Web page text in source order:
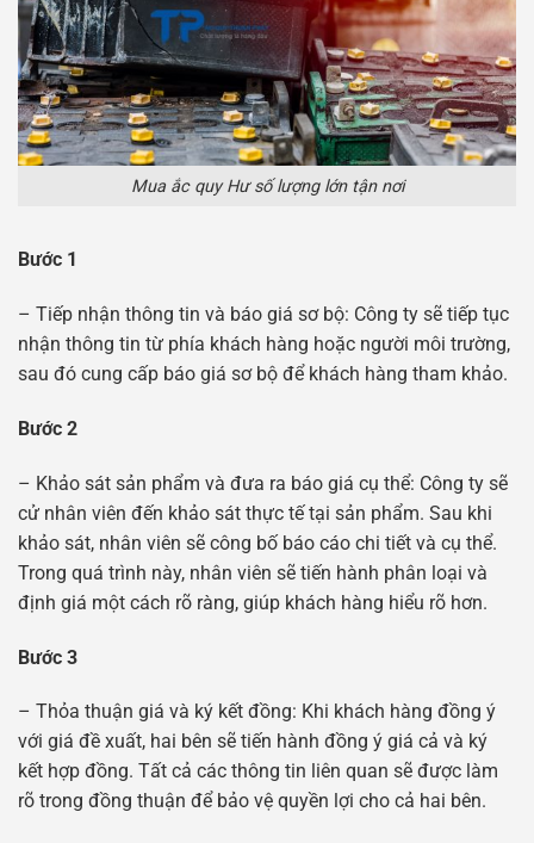
Mua ắc quy Hư số lượng lớn tận nơi
Bước 1
– Tiếp nhận thông tin và báo giá sơ bộ: Công ty sẽ tiếp tục
nhận thông tin từ phía khách hàng hoặc người môi trường,
sau đó cung cấp báo giá sơ bộ để khách hàng tham khảo.
Bước 2
– Khảo sát sản phẩm và đưa ra báo giá cụ thể: Công ty sẽ
cử nhân viên đến khảo sát thực tế tại sản phẩm. Sau khi
khảo sát, nhân viên sẽ công bố báo cáo chi tiết và cụ thể.
Trong quá trình này, nhân viên sẽ tiến hành phân loại và
định giá một cách rõ ràng, giúp khách hàng hiểu rõ hơn.
Bước 3
– Thỏa thuận giá và ký kết đồng: Khi khách hàng đồng ý
với giá đề xuất, hai bên sẽ tiến hành đồng ý giá cả và ký
kết hợp đồng. Tất cả các thông tin liên quan sẽ được làm
rõ trong đồng thuận để bảo vệ quyền lợi cho cả hai bên.